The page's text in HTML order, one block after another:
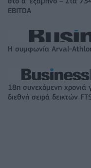
EBITDA
Η συμφωνία Arval-
18η συνεχόμενη χρονιά
διεθνή σειρά δεικτών